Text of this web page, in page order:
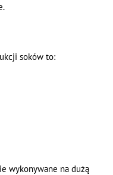
soków to:
wykonywane na dużą